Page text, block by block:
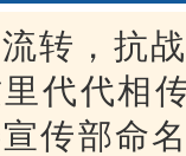
转，抗
代代相
传部命